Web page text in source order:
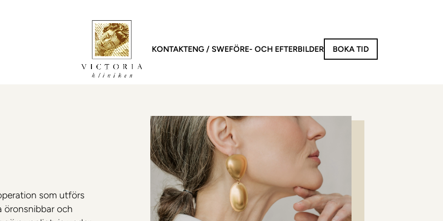
Hår
Ansiktsbehandlingar
Morpheus 8 | Radiofrekvensbehandling
Diolaze XL | Hårborttagning
LPG | Kropp
LPG | Ansikte
Statistik
Statistik uppföljning
KONTAKTENG SWEFÖRE- OCH EFTERBILDER BOKA TID
som utförs
öronsnibbar och